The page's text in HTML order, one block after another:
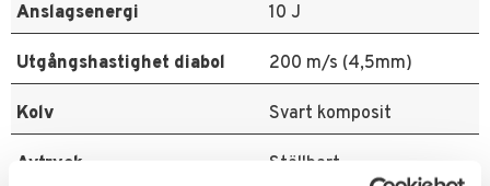
Anslagsenergi 10 J
Utgångshastighet diabol 200 m/s (4,5mm)
Kolv Svart komposit
Avtryck Ställbart